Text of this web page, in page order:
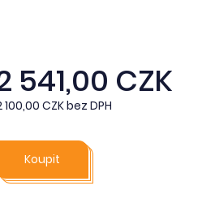
541,00 CZK
100,00 CZK bez DPH
Koupit